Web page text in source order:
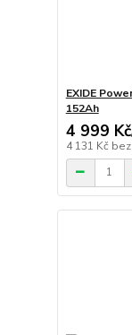
EXIDE
152Ah
4 999 Kč
4 131 Kč